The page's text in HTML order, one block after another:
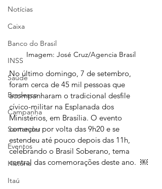
Notícias
Caixa
Banco do Brasil
INSS
Saúde
Bradesco
Campanha
Santander
Eventos
História
Itaú
Imagem: José Cruz/Agencia Brasil
No último domingo, 7 de setembro,
foram cerca de 45 mil pessoas que
acompanharam o tradicional desfile
cívico-militar na Esplanada dos
Ministérios, em Brasília. O evento
começou por volta das 9h20 e se
estendeu até pouco depois das 11h,
celebrando o Brasil Soberano, tema
central das comemorações deste ano.  ￼